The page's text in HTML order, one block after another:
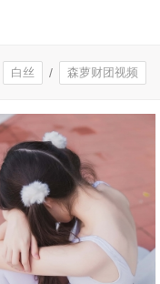
森萝财团视频
/
白丝